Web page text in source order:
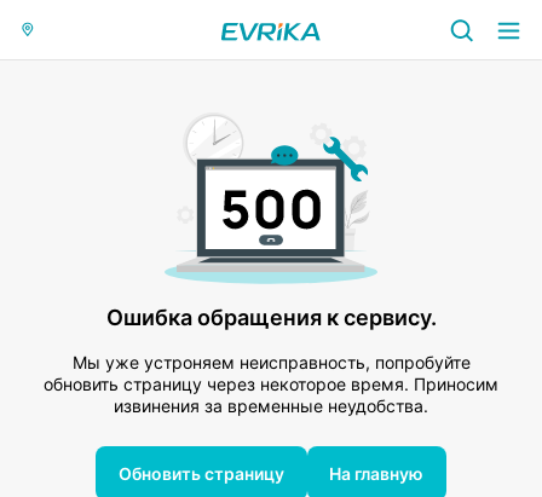
Ошибка обращения к сервису.
Мы уже устроняем неисправность, попробуйте
обновить страницу через некоторое время. Приносим
извинения за временные неудобства.
Обновить страницу На главную